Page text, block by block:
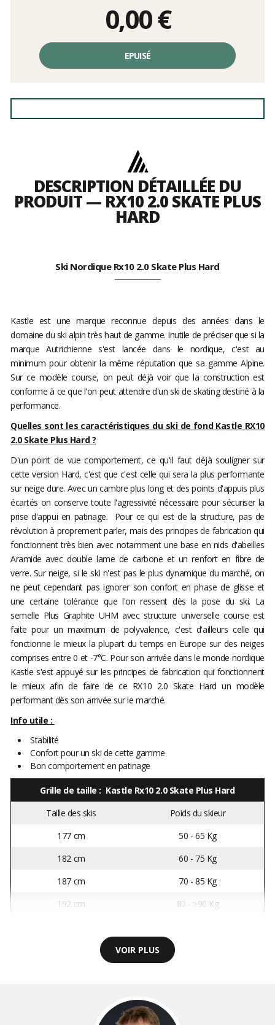
0,00€
EPUISÉ
DESCRIPTION DÉTAILLÉE DU
PRODUIT — RX10 2.0 SKATE PLUS
HARD
Ski Nordique Rx10 2.0 Skate Plus Hard
Kastle est une marque reconnue depuis des années dans le
domaine du ski alpin très haut de gamme. Inutile de préciser que si la
marque Autrichienne s'est lancée dans le nordique, c'est au
minimum pour obtenir la même réputation que sa gamme Alpine.
Sur ce modèle course, on peut déjà voir que la construction est
conforme à ce que l'on peut attendre d'un ski de skating destiné à la
performance.
Quelles sont les caractéristiques du ski de fond Kastle RX10
2.0 Skate Plus Hard ?
D'un point de vue comportement, ce qu'il faut déjà souligner sur
cette version Hard, c'est que c'est celle qui sera la plus performante
sur neige dure. Avec un cambre plus long et des points d'appuis plus
écartés on conserve toute l'agressivité nécessaire pour sécuriser la
prise d'appui en patinage. Pour ce qui est de la structure, pas de
révolution à proprement parler, mais des principes de fabrication qui
fonctionnent très bien avec notamment une base en nids d'abeilles
Aramide avec double lame de carbone et un renfort en fibre de
verre. Sur neige, si le ski n'est pas le plus dynamique du marché, on
ne peut cependant pas ignorer son confort en phase de glisse et
une certaine tolérance que l'on ressent dès la pose du ski. La
semelle Plus Graphite UHM avec structure universelle course est
faite pour un maximum de polyvalence, c'est d'ailleurs celle qui
fonctionne le mieux la plupart du temps en Europe sur des neiges
comprises entre 0 et -7°C. Pour son arrivée dans le monde nordique
Kastle s'est appuyé sur les principes de fabrication qui fonctionnent
le mieux afin de faire de ce RX10 2.0 Skate Hard un modèle
performant dès son arrivée sur le marché.
Info utile :
Stabilité
Confort pour un ski de cette gamme
Bon comportement en patinage
Grille de taille : Kastle Rx10 2.0 Skate Plus Hard
Taille des skis
Poids du skieur
177 cm
50 - 65 Kg
182 cm
60 - 75 Kg
187 cm
70 - 85 Kg
192 cm
80 - >90 Kg
VOIR PLUS